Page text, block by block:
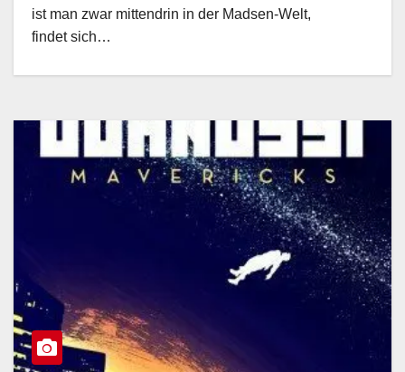
ist man zwar mittendrin in der Madsen-Welt,
findet sich…